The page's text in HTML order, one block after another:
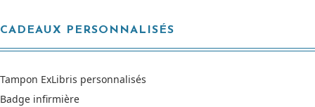
CADEAUX PERSONNALISÉS
Tampon ExLibris personnalisés
Badge infirmière